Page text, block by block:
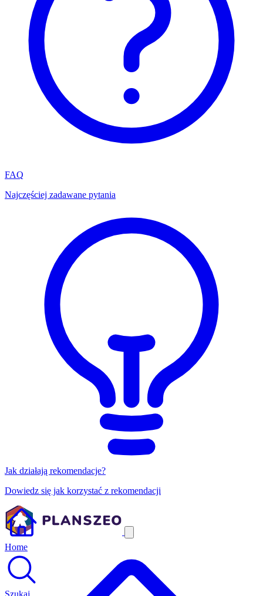
FAQ
Najczęściej zadawane pytania
Jak działają rekomendacje?
Dowiedz się jak korzystać z rekomendacji
Home
Szukaj